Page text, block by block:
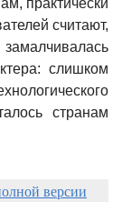
практически
считают,
слишком
странам
версии